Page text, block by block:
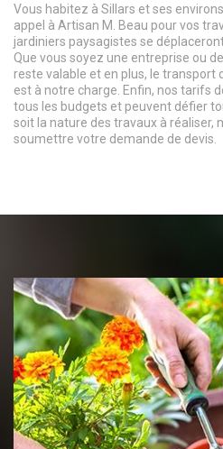
Vous habitez à Sillars et ses
appel à Artisan M. Beau pour vos
jardiniers paysagistes se
Que vous soyez une entreprise ou
reste valable et en plus, le transport
est à notre charge. Enfin, nos tarifs
tous les budgets et peuvent défier
soit la nature des travaux à réaliser,
soumettre votre demande de devis.